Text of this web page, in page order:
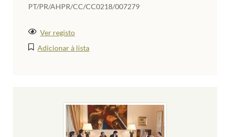
PT/PR/AHPR/CC/CC0218/007279
Ver registo
Adicionar à lista